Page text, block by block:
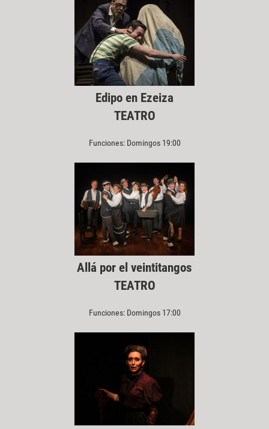
Edipo en Ezeiza
TEATRO
Funciones: Domingos 19:00
Allá por el veintitangos
TEATRO
Funciones: Domingos 17:00